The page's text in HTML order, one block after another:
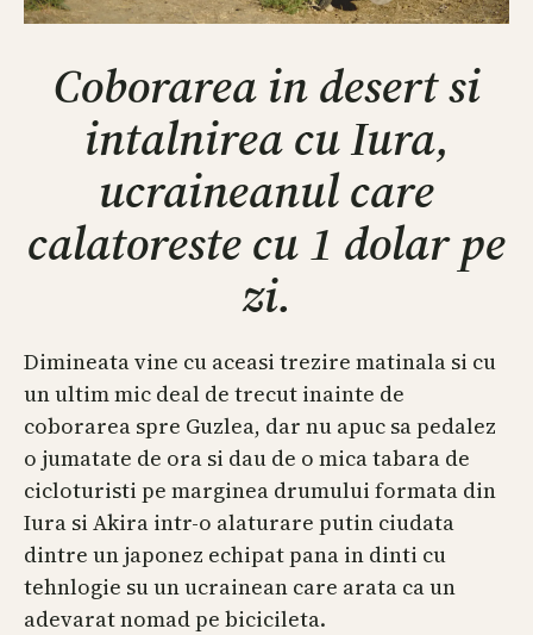
Coborarea in desert si
intalnirea cu Iura,
ucraineanul care
calatoreste cu 1 dolar pe
zi.
Dimineata vine cu aceasi trezire matinala si cu
un ultim mic deal de trecut inainte de
coborarea spre Guzlea, dar nu apuc sa pedalez
o jumatate de ora si dau de o mica tabara de
cicloturisti pe marginea drumului formata din
Iura si Akira intr-o alaturare putin ciudata
dintre un japonez echipat pana in dinti cu
tehnlogie su un ucrainean care arata ca un
adevarat nomad pe bicicileta.